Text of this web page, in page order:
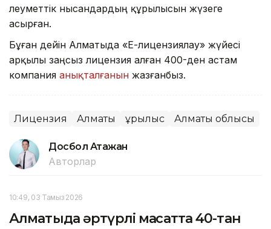
әлеуметтік нысандардың құрылысын жүзеге
асырған.
Бұған дейін Алматыда «Е-лицензиялау» жүйесі
арқылы заңсыз лицензия алған 400-ден астам
компания анықталғанын жазғанбыз.
Лицензия Алматы Құрылыс Алматы облысы
Досбол Атажан
Авторлар
10:49, 03 Тамыз 2026
Алматыда әртүрлі мақсатта 40-тан